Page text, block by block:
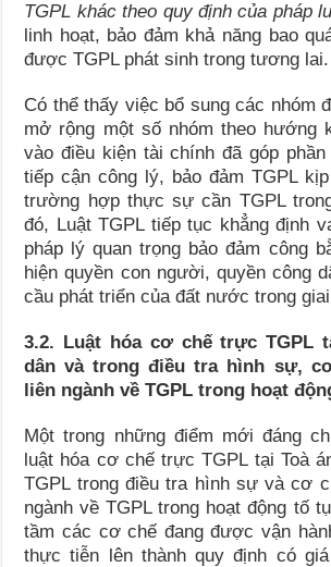
TGPL khác theo quy định của pháp
linh hoạt, bảo đảm khả năng bao
được TGPL phát sinh trong tương lai.
Có thể thấy việc bổ sung các nhóm
mở rộng một số nhóm theo hướng
vào điều kiện tài chính đã góp
tiếp cận công lý, bảo đảm TGPL
trường hợp thực sự cần TGPL
đó, Luật TGPL tiếp tục khẳng định
pháp lý quan trọng bảo đảm công
hiện quyền con người, quyền công
cầu phát triển của đất nước trong
3.2. Luật hóa cơ chếtrực TGPL
dân và trong điều tra hình sự,
liên ngành về TGPL trong hoạt
Một trong những điểm mới đáng
luật hóa cơ chế trực TGPL tại Toà
TGPL trong điều tra hình sự và cơ
ngành về TGPL trong hoạt động tố
tầm các cơ chế đang được vận
thực tiễn lên thành quy định có